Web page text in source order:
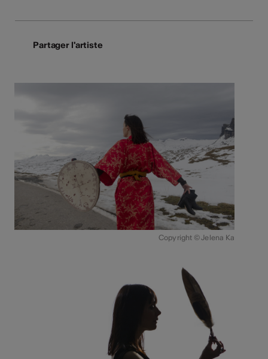
Partager l'artiste
Copyright © Jelena Ka